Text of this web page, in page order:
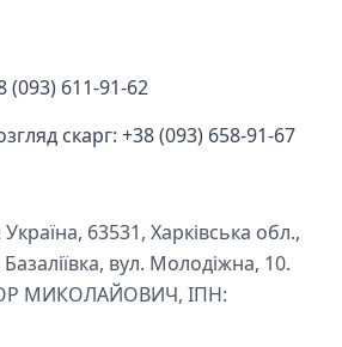
(093) 611-91-62
скарг: +38 (093) 658-91-67
63531, Харківська обл.,
вул. Молодіжна, 10.
МИКОЛАЙОВИЧ, ІПН: